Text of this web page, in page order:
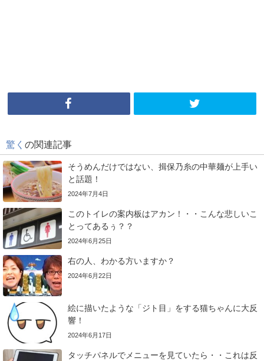
驚く の関連記事
そうめんだけではない、揖保乃糸の中華麺が上手い
と話題！
2024年7月4日
このトイレの案内板はアカン！・・こんな悲しいこ
とってあるぅ？？
2024年6月25日
右の人、わかる方いますか？
2024年6月22日
絵に描いたような「ジト目」をする猫ちゃんに大反
響！
2024年6月17日
タッチパネルでメニューを見ていたら・・これは反